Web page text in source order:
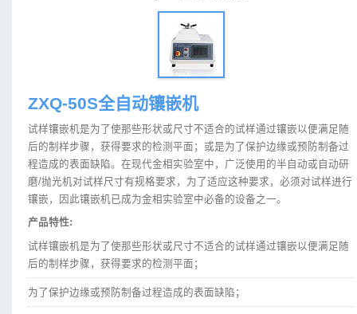
ZXQ-50S全自动镶嵌机
试样镶嵌机是为了使那些形状或尺寸不适合的试样通过镶嵌以便满足随
后的制样步骤，获得要求的检测平面；或是为了保护边缘或预防制备过
程造成的表面缺陷。在现代金相实验室中，广泛使用的半自动或自动研
磨/抛光机对试样尺寸有规格要求，为了适应这种要求，必须对试样进行
镶嵌，因此镶嵌机已成为金相实验室中必备的设备之一。
产品特性:
试样镶嵌机是为了使那些形状或尺寸不适合的试样通过镶嵌以便满足随
后的制样步骤，获得要求的检测平面；
为了保护边缘或预防制备过程造成的表面缺陷；